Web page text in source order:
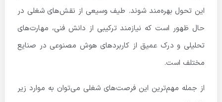
این تحول بهره‌مند شوند. طیف وسیعی از نقش‌های شغلی در
حال ظهور است که نیازمند ترکیبی از دانش فنی، مهارت‌های
تحلیلی و درک عمیق از کاربردهای هوش مصنوعی در صنایع
مختلف است.
از جمله مهم‌ترین این فرصت‌های شغلی می‌توان به موارد زیر